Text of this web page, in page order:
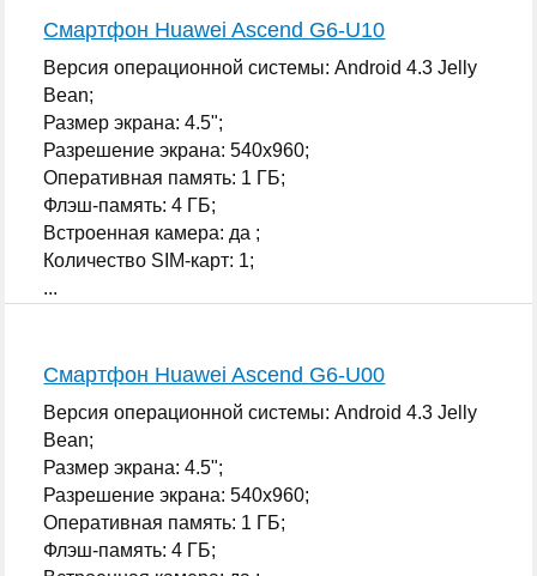
Смартфон Huawei Ascend G6-U10
Версия операционной системы: Android 4.3 Jelly
Bean;
Размер экрана: 4.5";
Разрешение экрана: 540x960;
Оперативная память: 1 ГБ;
Флэш-память: 4 ГБ;
Встроенная камера: да ;
Количество SIM-карт: 1;
...
Смартфон Huawei Ascend G6-U00
Версия операционной системы: Android 4.3 Jelly
Bean;
Размер экрана: 4.5";
Разрешение экрана: 540x960;
Оперативная память: 1 ГБ;
Флэш-память: 4 ГБ;